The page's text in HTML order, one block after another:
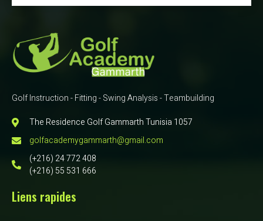
Golf Instruction - Fitting - Swing Analysis - Teambuilding
The Residence Golf Gammarth Tunisia 1057
golfacademygammarth@gmail.com
(+216) 24 772 408
(+216) 55 531 666
Liens rapides